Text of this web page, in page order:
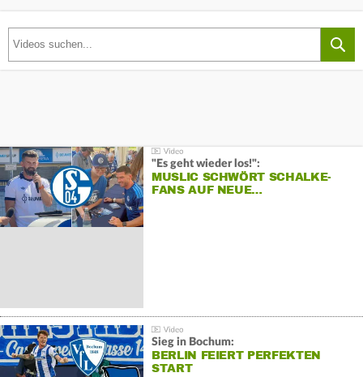
"Es geht wieder los!":
MUSLIC SCHWÖRT SCHALKE-
FANS AUF NEUE…
Sieg in Bochum:
BERLIN FEIERT PERFEKTEN
START